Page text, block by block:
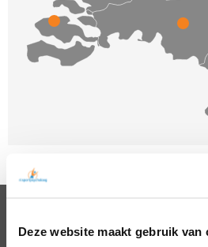
Deze website maakt gebruik van
PSYCHOLOGEN